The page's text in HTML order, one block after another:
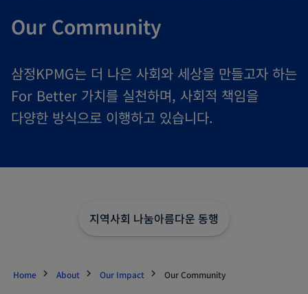
Our Community
삼정KPMG는 더 나은 사회와 세상을 만들고자 하는
For Better 가치를 실천하며, 사회적 책임을
다양한 방식으로 이행하고 있습니다.
지역사회 나눔아름다운 동행
Home About Our Impact Our Community